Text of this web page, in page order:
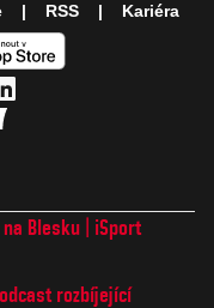
na Blesku
iSport
rozbíjející
RSS Kariéra